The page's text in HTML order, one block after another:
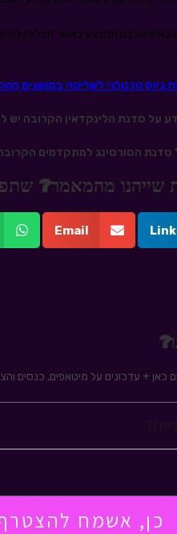
הבאים שלכם תתבצע כאשר תצליחו
גיוס טכנולגי לשליטה במושגים
על סדנת הלינקדאין הקרובה יש
סדנת הסורסינג למתקדמים
שייהנו מהמאמר?
Email
+ עדכונים על מיטאפים, כנסים
כן, אשמח